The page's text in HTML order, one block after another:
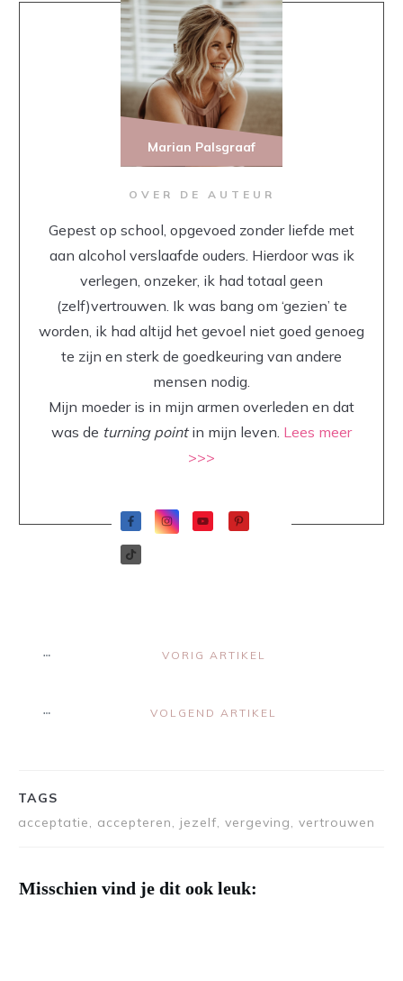
OVER DE AUTEUR
Gepest op school, opgevoed zonder liefde met
aan alcohol verslaafde ouders. Hierdoor was ik
verlegen, onzeker, ik had totaal geen
(zelf)vertrouwen. Ik was bang om ‘gezien’ te
worden, ik had altijd het gevoel niet goed genoeg
te zijn en sterk de goedkeuring van andere
mensen nodig.
Mijn moeder is in mijn armen overleden en dat
was de turning pointin mijn leven. Lees meer
>>>
Marian Palsgraaf
VORIG ARTIKEL
VOLGEND ARTIKEL
TAGS
acceptatie, accepteren, jezelf, vergeving, vertrouwen
Misschien vind je dit ook leuk: